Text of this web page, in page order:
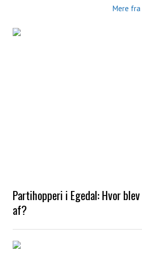
Mere fra
Partihopperi i Egedal: Hvor
af?